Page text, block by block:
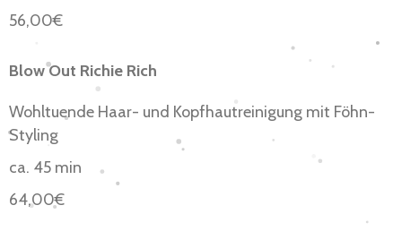
56,00€
Blow Out Richie Rich
Wohltuende Haar- und Kopfhautreinigung mit Föhn-
Styling
ca. 45 min
64,00€